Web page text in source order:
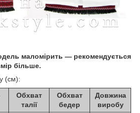
маломірить — рекомендується
більше.
(см):
Обхват
талії
Обхват
бедер
Довжина
виробу